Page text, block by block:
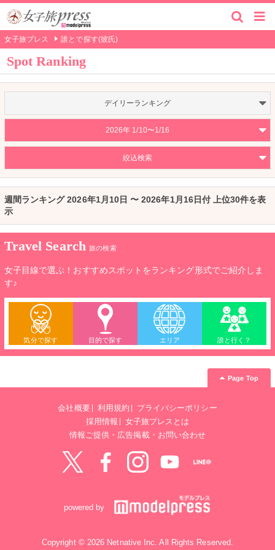
女子旅プレス 誰とで探す(彼氏)
Spot Ranking
デイリーランキング
2026年 1/10〜1/16
絞込検索
週間ランキング 2026年1月10日 〜 2026年1月16日付 上位30件を表
示
Travel Search 旅の検索
女子目線で選ぶ！おすすめスポットをランキング形式でご紹介しま
す♪
気分で探す 目的で探す エリア 誰と行く？
Page Top
会社概要 利用規約
プライバシーポリシー
採用情報
女子旅プレスとは
情報ご提供・広告掲載・お問い合わせ
powered by
Copyright © 2026 Netnative Inc. All Rights Reserved.